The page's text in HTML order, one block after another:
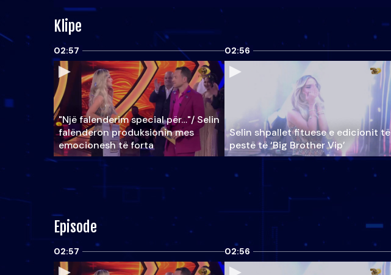
Klipe
02:57
"Një falenderim special për…"/ Selin
falënderon produksionin mes
emocionesh të forta
02:56
Selin shpallet fituese e edicionit të
pestë të ‘Big Brother Vip’
Episode
02:57 02:56